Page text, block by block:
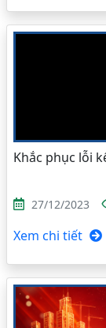
Khắc phục lỗi
27/12/2023
Xem chi tiết